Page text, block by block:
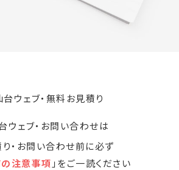
・お問い合わせ前に必ず
注意事項 」をご一読ください